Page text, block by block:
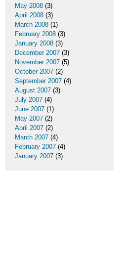
May 2008 (3)
April 2008 (3)
March 2008 (1)
February 2008 (3)
January 2008 (3)
December 2007 (3)
November 2007 (5)
October 2007 (2)
September 2007 (4)
August 2007 (3)
July 2007 (4)
June 2007 (1)
May 2007 (2)
April 2007 (2)
March 2007 (4)
February 2007 (4)
January 2007 (3)